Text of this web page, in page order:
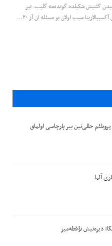
گئنیش شکیلده گونده‌مه گلیب. تیر
حللی‌نین بیر پارچاسی اولماق
آلما
دیره‌نیش نؤقطه‌میز